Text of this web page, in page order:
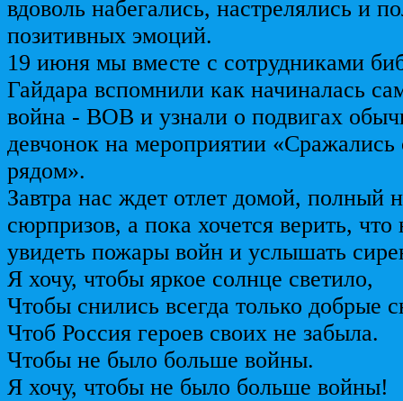
вдоволь набегались, настрелялись и
позитивных эмоций.
19 июня мы вместе с сотрудниками
Гайдара вспомнили как начиналась
война - ВОВ и узнали о подвигах
девчонок на мероприятии
рядом».
Завтра нас ждет отлет домой, полный
сюрпризов, а пока хочется верить, что
увидеть пожары войн и услышать
Я хочу, чтобы яркое солнце светило,
Чтобы снились всегда только добрые
Чтоб Россия героев своих не забыла.
Чтобы не было больше войны.
Я хочу, чтобы не было больше войны!